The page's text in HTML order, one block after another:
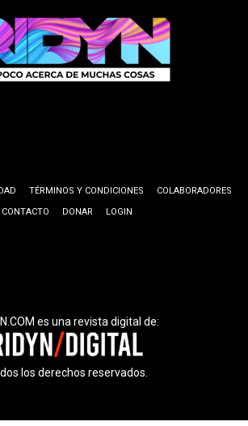
TÉRMINOS Y CONDICIONES
COLABORADORES
CONTACTO
DONAR LOGIN
es una revista digital de:
los derechos reservados.